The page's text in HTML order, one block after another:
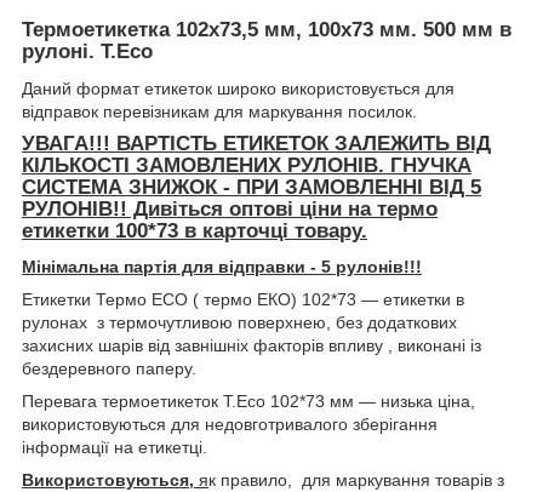
Термоетикетка 102х73,5 мм, 100х73 мм. 500 мм в
рулоні. Т.Есо
Даний формат етикеток широко використовується для
відправок перевізникам для маркування посилок.
УВАГА!!! ВАРТІСТЬ ЕТИКЕТОК ЗАЛЕЖИТЬ ВІД
КІЛЬКОСТІ ЗАМОВЛЕНИХ РУЛОНІВ. ГНУЧКА
СИСТЕМА ЗНИЖОК - ПРИ ЗАМОВЛЕННІ ВІД 5
РУЛОНІВ!! Дивіться оптові ціни на термо
етикетки 100*73 в карточці товару.
Мінімальна партія для відправки - 5 рулонів!!!
Етикетки Термо ECO ( термо ЕКО) 102*73 ― етикетки в
рулонах з термочутливою поверхнею, без додаткових
захисних шарів від завнішніх факторів впливу , виконані із
бездеревного паперу.
Перевага термоетикеток Т.Есо 102*73 мм ― низька ціна,
використовуються для недовготривалого зберігання
інформації на етикетці.
Використовуються, як правило, для маркування товарів з